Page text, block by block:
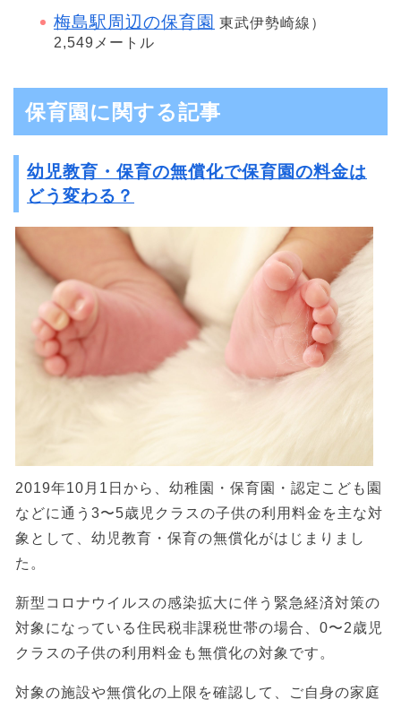
梅島駅周辺の保育園 東武伊勢崎線）
2,549メートル
保育園に関する記事
幼児教育・保育の無償化で保育園の料金は
どう変わる？
2019年10月1日から、幼稚園・保育園・認定こども園
などに通う3〜5歳児クラスの子供の利用料金を主な対
象として、幼児教育・保育の無償化がはじまりまし
た。
新型コロナウイルスの感染拡大に伴う緊急経済対策の
対象になっている住民税非課税世帯の場合、0〜2歳児
クラスの子供の利用料金も無償化の対象です。
対象の施設や無償化の上限を確認して、ご自身の家庭